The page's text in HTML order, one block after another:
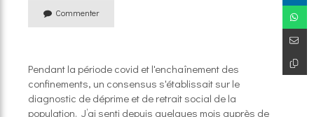
Commenter
Pendant la période covid et l'enchaînement des
confinements, un consensus s'établissait sur le
diagnostic de déprime et de retrait social de la
population. J’ai senti depuis quelques mois auprès de